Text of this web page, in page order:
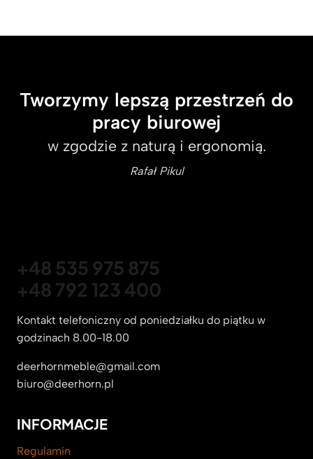
Tworzymy lepszą przestrzeń do
pracy biurowej
w zgodzie z naturą i ergonomią.
Rafał Pikul
+48 535 975 875
+48 792 123 400
Kontakt telefoniczny od poniedziałku do piątku w
godzinach 8.00-18.00
deerhornmeble@gmail.com
biuro@deerhorn.pl
INFORMACJE
Regulamin